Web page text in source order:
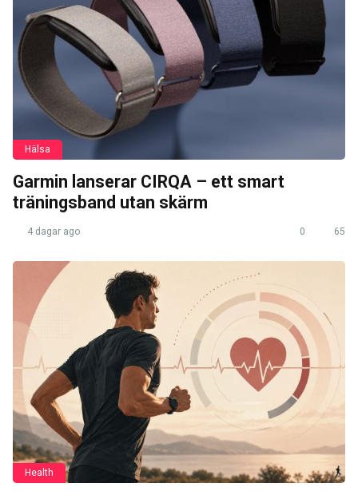
Hälsa
Garmin lanserar CIRQA – ett smart
träningsband utan skärm
4 dagar ago 0 65
Health